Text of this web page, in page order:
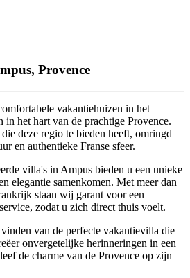
Provence
vakantiehuizen in het
in het hart van de prachtige Provence.
deze regio te bieden heeft, omringd
en authentieke Franse sfeer.
villa's in Ampus bieden u een unieke
elegantie samenkomen. Met meer dan
staan wij garant voor een
zodat u zich direct thuis voelt.
van de perfecte vakantievilla die
onvergetelijke herinneringen in een
de charme van de Provence op zijn